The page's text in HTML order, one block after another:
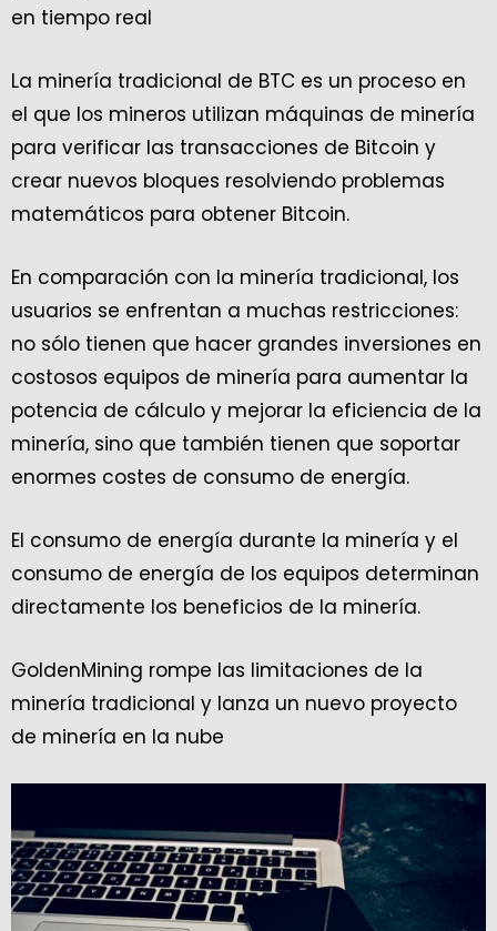
en tiempo real
La minería tradicional de BTC es un proceso en
el que los mineros utilizan máquinas de minería
para verificar las transacciones de Bitcoin y
crear nuevos bloques resolviendo problemas
matemáticos para obtener Bitcoin.
En comparación con la minería tradicional, los
usuarios se enfrentan a muchas restricciones:
no sólo tienen que hacer grandes inversiones en
costosos equipos de minería para aumentar la
potencia de cálculo y mejorar la eficiencia de la
minería, sino que también tienen que soportar
enormes costes de consumo de energía.
El consumo de energía durante la minería y el
consumo de energía de los equipos determinan
directamente los beneficios de la minería.
GoldenMining rompe las limitaciones de la
minería tradicional y lanza un nuevo proyecto
de minería en la nube